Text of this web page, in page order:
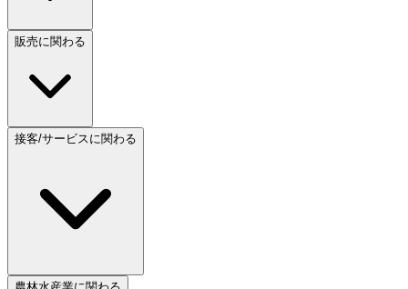
販売に関わる
接客/サービスに関わる